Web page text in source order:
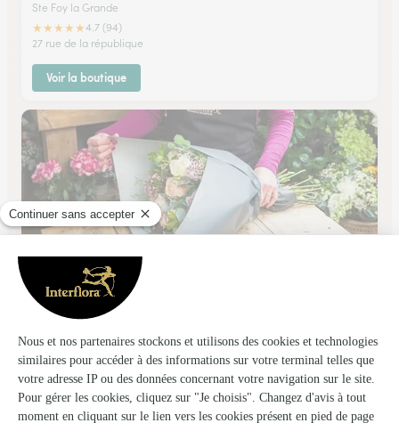
Ste Foy la Grande
★★★★★4.7 (94)
27 rue de la république
Voir la boutique
La Nature Fleurie
Galgon
★★★
4.6 (106)
Voir la boutique